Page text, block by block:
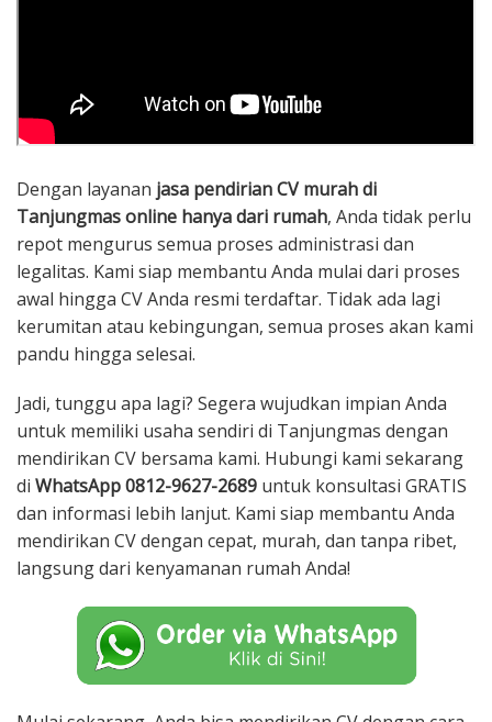
Dengan layanan jasa pendirian CV murah di
Tanjungmas online hanya dari rumah, Anda tidak perlu
repot mengurus semua proses administrasi dan
legalitas. Kami siap membantu Anda mulai dari proses
awal hingga CV Anda resmi terdaftar. Tidak ada lagi
kerumitan atau kebingungan, semua proses akan kami
pandu hingga selesai.
Jadi, tunggu apa lagi? Segera wujudkan impian Anda
untuk memiliki usaha sendiri di Tanjungmas dengan
mendirikan CV bersama kami. Hubungi kami sekarang
di WhatsApp 0812-9627-2689 untuk konsultasi GRATIS
dan informasi lebih lanjut. Kami siap membantu Anda
mendirikan CV dengan cepat, murah, dan tanpa ribet,
langsung dari kenyamanan rumah Anda!